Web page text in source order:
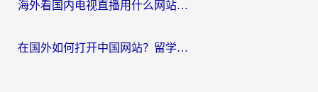
海外看国内电视直播用什么网站比较好？一篇解决你所有追剧难题的实用指南
在国外如何打开中国网站？留学生与海外华人的无缝访问指南